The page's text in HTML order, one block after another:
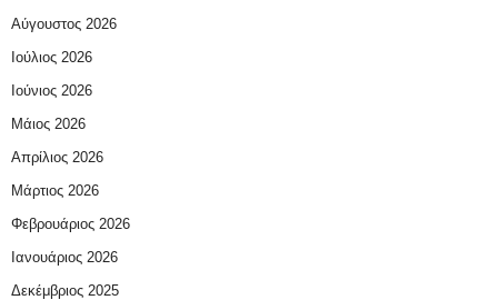
Αύγουστος 2026
Ιούλιος 2026
Ιούνιος 2026
Μάιος 2026
Απρίλιος 2026
Μάρτιος 2026
Φεβρουάριος 2026
Ιανουάριος 2026
Δεκέμβριος 2025